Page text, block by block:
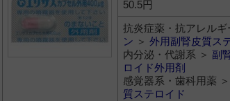
50.5円
抗炎症薬・抗アレルギ
ン ＞ 外用副腎皮質ス
内分泌・代謝系 ＞ 副
ロイド外用剤
感覚器系・歯科用薬 ＞
質ステロイド